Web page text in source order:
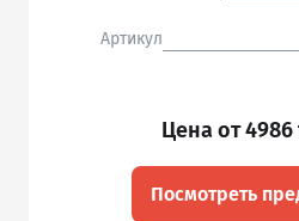
Артикул
Цена от 4986
Посмотреть